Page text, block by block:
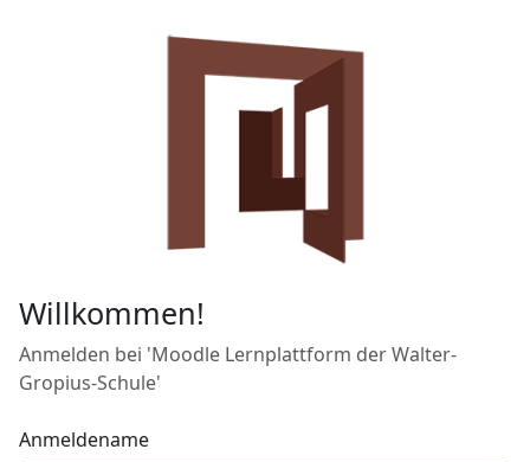
Willkommen!
Anmelden bei 'Moodle Lernplattform der Walter-
Gropius-Schule'
Anmeldename